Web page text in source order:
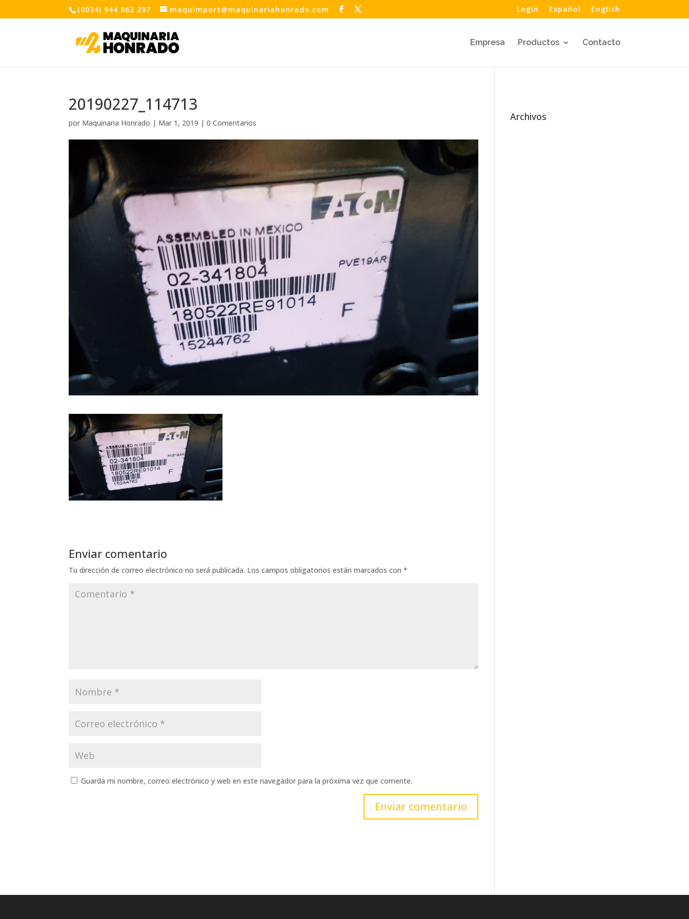
(0034) 944 862 297 maquimport@maquinariahonrado.com Login Español English
Empresa Productos Contacto
20190227_114713
por Maquinaria Honrado | Mar 1, 2019 |0 Comentarios
Enviar comentario
Tu dirección de correo electrónico no será publicada. Los campos obligatorios están marcados con*
Guarda mi nombre, correo electrónico y web en este navegador para la próxima vez que comente.
Archivos